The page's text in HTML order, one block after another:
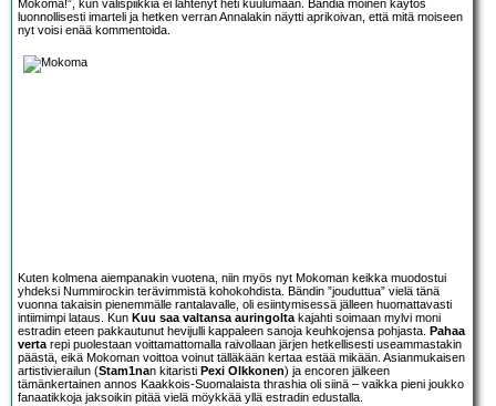
Mokoma!”, kun välispiikkiä ei lähtenyt heti kuulumaan. Bändiä moinen käytös
luonnollisesti imarteli ja hetken verran Annalakin näytti aprikoivan, että mitä moiseen
nyt voisi enää kommentoida.
Kuten kolmena aiempanakin vuotena, niin myös nyt Mokoman keikka muodostui
yhdeksi Nummirockin terävimmistä kohokohdista. Bändin ”jouduttua” vielä tänä
vuonna takaisin pienemmälle rantalavalle, oli esiintymisessä jälleen huomattavasti
intiimimpi lataus. Kun Kuu saa valtansa auringoltakajahti soimaan mylvi moni
estradin eteen pakkautunut hevijulli kappaleen sanoja keuhkojensa pohjasta. Pahaa
vertarepi puolestaan voittamattomalla raivollaan järjen hetkellisesti useammastakin
päästä, eikä Mokoman voittoa voinut tälläkään kertaa estää mikään. Asianmukaisen
artistivierailun (Stam1nan kitaristi Pexi Olkkonen) ja encoren jälkeen
tämänkertainen annos Kaakkois-Suomalaista thrashia oli siinä – vaikka pieni joukko
fanaatikkoja jaksoikin pitää vielä möykkää yllä estradin edustalla.